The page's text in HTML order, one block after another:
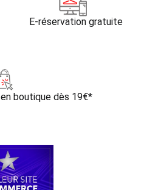
E-réservation gratuite
en boutique dès 19€*